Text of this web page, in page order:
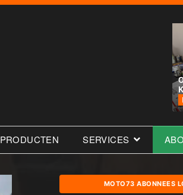
PRODUCTEN SERVICES
MOTO73 ABONNEES